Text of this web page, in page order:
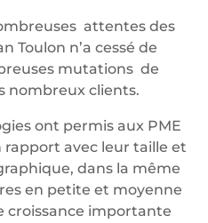
attentes des
Toulon n’a cessé de
mutations de
nombreux clients.
ont permis aux PME
avec leur taille et
dans la même
en petite et moyenne
croissance importante